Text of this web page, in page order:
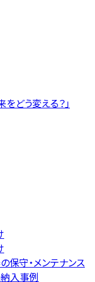
をどう変える？」
保守・メンテナンス
入事例